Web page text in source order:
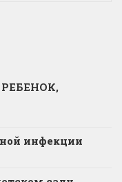
инфекции